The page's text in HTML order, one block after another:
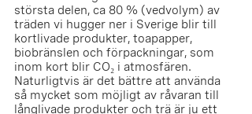
största delen, ca 80 % (vedvolym) av
träden vi hugger ner i Sverige blir till
kortlivade produkter, toapapper,
biobränslen och förpackningar, som
inom kort blir CO₂ i atmosfären.
Naturligtvis är det bättre att använda
så mycket som möjligt av råvaran till
långlivade produkter och trä är ju ett